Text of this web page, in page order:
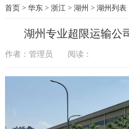
首页 > 华东 > 浙江 > 湖州 > 湖州列表
湖州专业超限运输公
作者：管理员 阅读：